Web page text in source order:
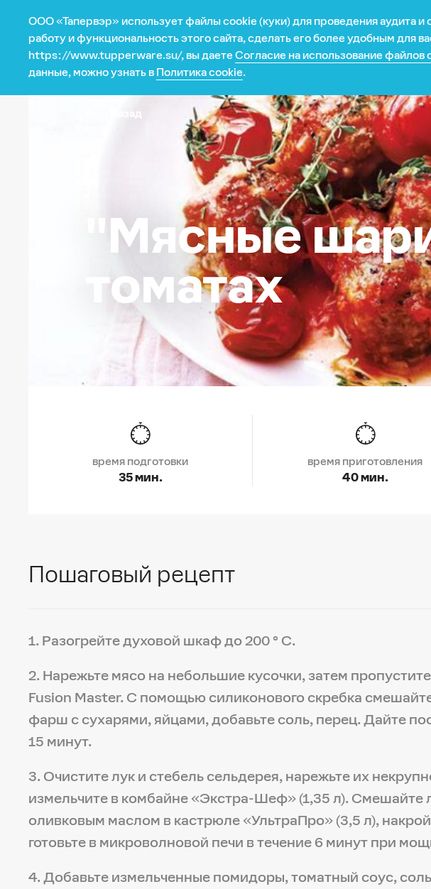
Магазин
Изделия из микрофибры
Микроволновая печь
Сервировка
Умное хранение
Умные гаджеты
Программа
Каталог
Промо августа
Промо января
Рецепты
Назад
"Мясные
томатах
время подготовки
35 мин.
время приготовления
40 мин.
Пошаговый рецепт
1. Разогрейте духовой шкаф до 200 ° C.
2. Нарежьте мясо на небольшие кусочки, затем
Fusion Master. С помощью силиконового скребка
фарш с сухарями, яйцами, добавьте соль, перец. Дайте
15 минут.
3. Очистите лук и стебель сельдерея, нарежьте их
измельчите в комбайне «Экстра-Шеф» (1,35 л). Смешайте
оливковым маслом в кастрюле «УльтраПро» (3,5 л),
готовьте в микроволновой печи в течение 6 минут при
4. Добавьте измельченные помидоры, томатный соус,
ООО «Тапервэр» использует файлы cookie (куки) для проведения аудита
работу и функциональность этого сайта, сделать его более удобным для
https://www.tupperware.su/, вы даете Согласие на использование файлов
данные, можно узнать в Политика cookie.